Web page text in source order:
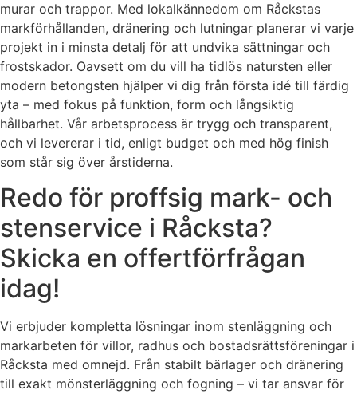
murar och trappor. Med lokalkännedom om Råckstas
markförhållanden, dränering och lutningar planerar vi varje
projekt in i minsta detalj för att undvika sättningar och
frostskador. Oavsett om du vill ha tidlös natursten eller
modern betongsten hjälper vi dig från första idé till färdig
yta – med fokus på funktion, form och långsiktig
hållbarhet. Vår arbetsprocess är trygg och transparent,
och vi levererar i tid, enligt budget och med hög finish
som står sig över årstiderna.
Redo för proffsig mark- och
stenservice i Råcksta?
Skicka en offertförfrågan
idag!
Vi erbjuder kompletta lösningar inom stenläggning och
markarbeten för villor, radhus och bostadsrättsföreningar i
Råcksta med omnejd. Från stabilt bärlager och dränering
till exakt mönsterläggning och fogning – vi tar ansvar för